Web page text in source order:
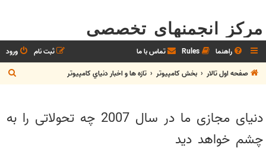
مرکز انجمنهای تخصصی
راهنما Rules تماس با ما ورود
ثبت نام
صفحه اول تالار
بخش كامپيوتر تازه ها و اخبار دنياي کامپيوتر
س
دنیای مجازی ما در سال 2007 چه تحولاتی را به
چشم خواهد دید